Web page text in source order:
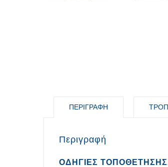
ΠΕΡΙΓΡΑΦΉ
Περιγραφή
ΟΔΗΓΊΕΣ